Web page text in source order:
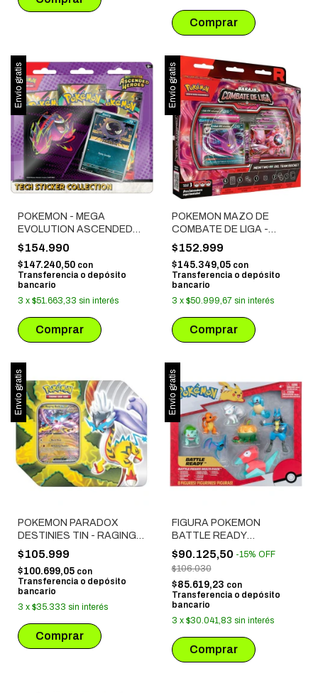
Envío gratis
POKEMON - MEGA
EVOLUTION ASCENDED
HEROES: TECH STICKERS
COLLECTION (GASTLY)
$154.990
$147.240,50 con
Transferencia o depósito
bancario
3 x $51.663,33 sin interés
Envío gratis
POKEMON MAZO DE
COMBATE DE LIGA -
MEWTWO EX DEL EQUIPO
ROCKET
$152.999
$145.349,05 con
Transferencia o depósito
bancario
3 x $50.999,67 sin interés
Envío gratis
POKEMON PARADOX
DESTINIES TIN - RAGING
BOLT EX
$105.999
$100.699,05 con
Transferencia o depósito
bancario
3 x $35.333 sin interés
Envío gratis
FIGURA POKEMON
BATTLE READY
MULTIPACK 8 FIGURES
(2542)
$90.125,50 -15% OFF
$106.030
$85.619,23 con
Transferencia o depósito
bancario
3 x $30.041,83 sin interés